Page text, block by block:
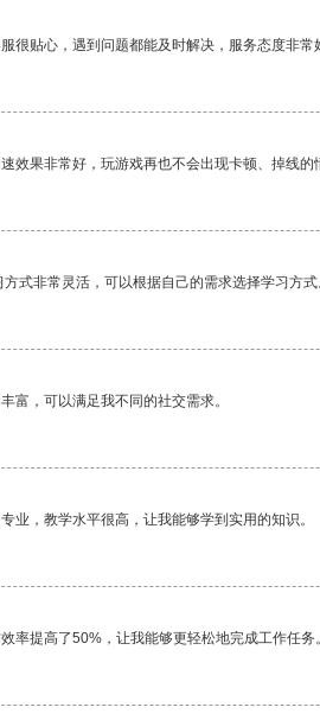
很贴心，遇到问题都能及时解决，服务态度非常
效果非常好，玩游戏再也不会出现卡顿、掉线
式非常灵活，可以根据自己的需求选择学习方
富，可以满足我不同的社交需求。
业，教学水平很高，让我能够学到实用的知识。
率提高了50%，让我能够更轻松地完成工作任